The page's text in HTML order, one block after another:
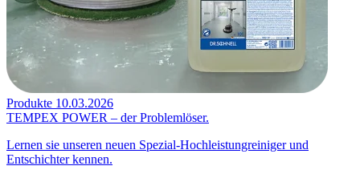
Produkte 10.03.2026
TEMPEX POWER – der Problemlöser.
Lernen sie unseren neuen Spezial-Hochleistungreiniger und
Entschichter kennen.